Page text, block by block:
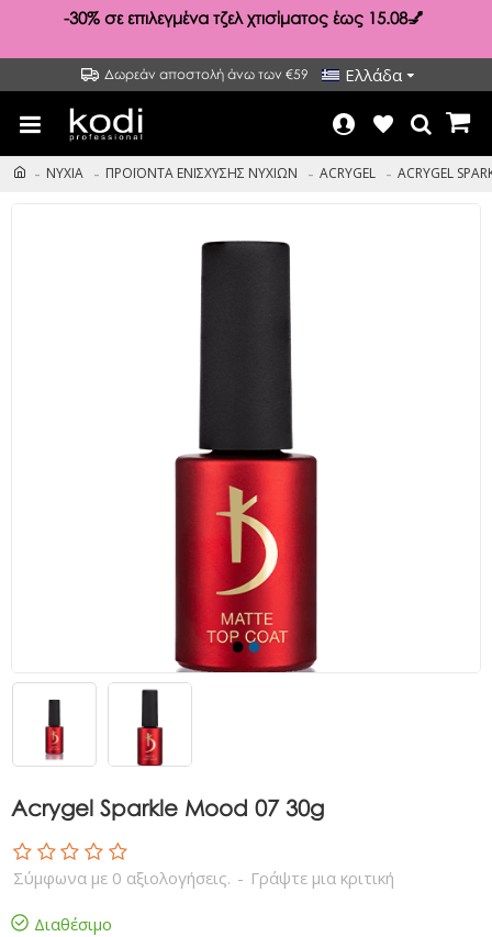
-30% σε επιλεγμένα τζελ χτισίματος έως 15.08💅
Δωρεάν αποστολή άνω των €59 Ελλάδα
ΝΥΧΙΑ ΠΡΟΪΟΝΤΑ ΕΝΙΣΧΥΣΗΣ ΝΥΧΙΩΝ ACRYGEL ACRYGEL
Acrygel Sparkle Mood 07 30g
Διαθέσιμο
Σύμφωνα με 0 αξιολογήσεις. - Γράψτε μια κριτική